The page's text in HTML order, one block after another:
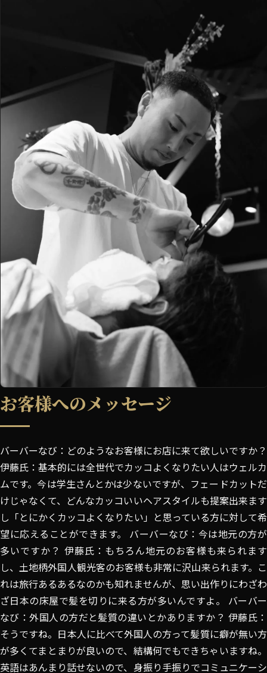
お客様へのメッセージ
バーバーなび：どのようなお客様にお店に来て欲しいですか？
伊藤氏：基本的には全世代でカッコよくなりたい人はウェルカ
ムです。今は学生さんとかは少ないですが、フェードカットだ
けじゃなくて、どんなカッコいいヘアスタイルも提案出来ます
し「とにかくカッコよくなりたい」と思っている方に対して希
望に応えることができます。 バーバーなび：今は地元の方が
多いですか？ 伊藤氏：もちろん地元のお客様も来られます
し、土地柄外国人観光客のお客様も非常に沢山来られます。こ
れは旅行あるあるなのかも知れませんが、思い出作りにわざわ
ざ日本の床屋で髪を切りに来る方が多いんですよ。 バーバー
なび：外国人の方だと髪質の違いとかありますか？ 伊藤氏：
そうですね。日本人に比べて外国人の方って髪質に癖が無い方
が多くてまとまりが良いので、結構何でもできちゃいますね。
英語はあんまり話せないので、身振り手振りでコミュニケーシ